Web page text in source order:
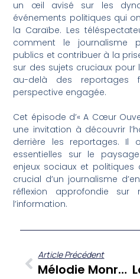
un œil avisé sur les
événements politiques qui
la Caraïbe. Les
comment le journalisme
publics et contribuer à la
sur des sujets cruciaux pour
au-delà des reportages
perspective engagée.
Cet épisode d’« A Cœur
une invitation à découvrir
derrière les reportages. Il
essentielles sur le
enjeux sociaux et
crucial d’un journalisme
réflexion approfondie
l’information.
Article Précédent
Mélodie Monrose : La Martiniquaise Se Confie Sur Son Parcours Et Les Réalités Du Mannequinat International